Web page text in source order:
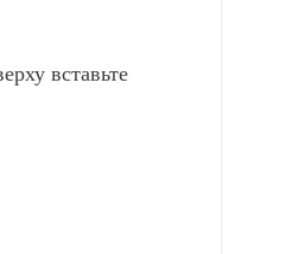
вставьте